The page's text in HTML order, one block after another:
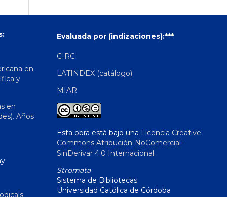
en
y
en
Años
Evaluada por (indizaciones):***
CIRC
LATINDEX (catálogo)
MIAR
Esta obra está bajo una Licencia Creative
Commons Atribución-NoComercial-
SinDerivar 4.0 Internacional.
Stromata
Sistema de Bibliotecas
Universidad Católica de Córdoba